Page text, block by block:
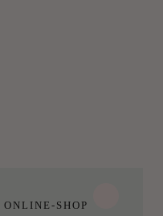
ONLINE-SHOP